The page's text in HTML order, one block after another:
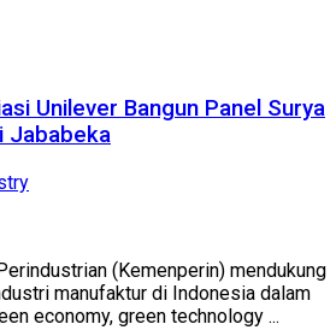
Unilever Bangun Panel Surya
Jababeka
(Kemenperin) mendukung
manufaktur di Indonesia dalam
economy, green technology ...